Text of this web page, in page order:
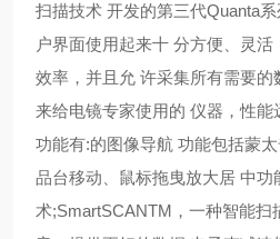
扫描技术 开发的第三代Quanta
户界面使用起来十 分方便、灵
效率，并且允 许采集所有需要
来给电镜专家使用的 仪器，性能
功能有:的图像导航 功能包括蒙
品台移动、鼠标拖曳放大居 中
术;SmartSCANTM，一种智能扫